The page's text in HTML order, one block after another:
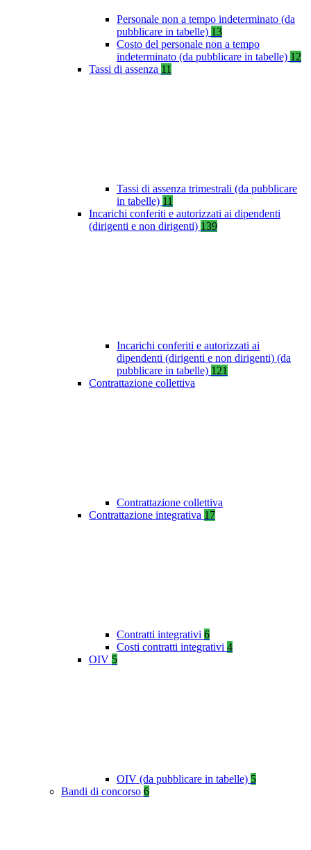
Personale non a tempo indeterminato (da
pubblicare in tabelle) 13
Costo del personale non a tempo
indeterminato (da pubblicare in tabelle) 12
Tassi di assenza 11
Tassi di assenza trimestrali (da pubblicare
in tabelle) 11
Incarichi conferiti e autorizzati ai dipendenti
(dirigenti e non dirigenti) 139
Incarichi conferiti e autorizzati ai
dipendenti (dirigenti e non dirigenti) (da
pubblicare in tabelle) 121
Contrattazione collettiva
Contrattazione collettiva
Contrattazione integrativa 17
Contratti integrativi 6
Costi contratti integrativi 4
OIV 5
OIV (da pubblicare in tabelle) 5
Bandi di concorso 6